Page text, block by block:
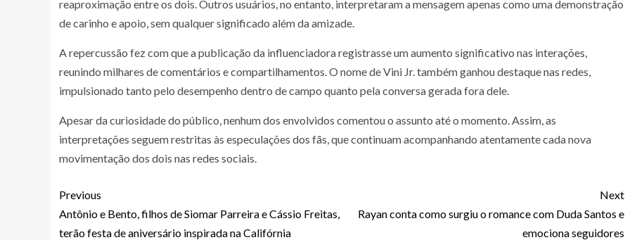
reaproximação entre os dois. Outros usuários, no entanto, interpretaram a mensagem apenas como uma demonstração
de carinho e apoio, sem qualquer significado além da amizade.
A repercussão fez com que a publicação da influenciadora registrasse um aumento significativo nas interações,
reunindo milhares de comentários e compartilhamentos. O nome de Vini Jr. também ganhou destaque nas redes,
impulsionado tanto pelo desempenho dentro de campo quanto pela conversa gerada fora dele.
Apesar da curiosidade do público, nenhum dos envolvidos comentou o assunto até o momento. Assim, as
interpretações seguem restritas às especulações dos fãs, que continuam acompanhando atentamente cada nova
movimentação dos dois nas redes sociais.
Previous
Antônio e Bento, filhos de Siomar Parreira e Cássio Freitas,
terão festa de aniversário inspirada na Califórnia
Next
Rayan conta como surgiu o romance com Duda Santos e
emociona seguidores